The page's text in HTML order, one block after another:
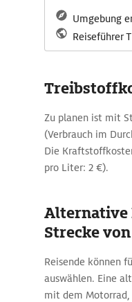
Umgebung
Reiseführer
Zu planen ist mit
(Verbrauch im
Die
pro Liter: 2 €).
Alternative
Strecke
Reisende können
auswählen. Eine
mit dem Motorrad,